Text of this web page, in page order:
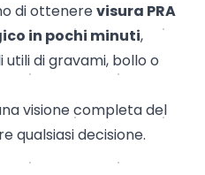
di ottenerevisura PRA
in pochi minuti,
di gravami, bollo o
visione completa del
qualsiasi decisione.